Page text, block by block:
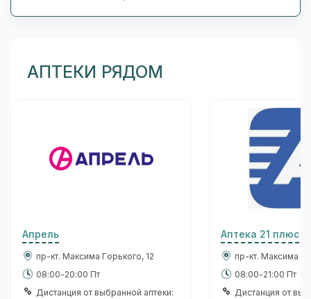
АПТЕКИ РЯДОМ
Апрель
пр-кт. Максима Горького, 12
08:00-20:00 Пт
Дистанция от выбранной аптеки:
Аптека 21 плюс
пр-кт. Максима
08:00-21:00 Пт
Дистанция от